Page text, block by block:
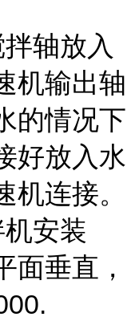
轴放入
机输出轴
的情况下
好放入水
连接。
安装
面垂直，